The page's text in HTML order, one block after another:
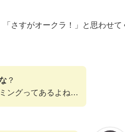
さすがオークラ！」と思わせて
？
ングってあるよね…